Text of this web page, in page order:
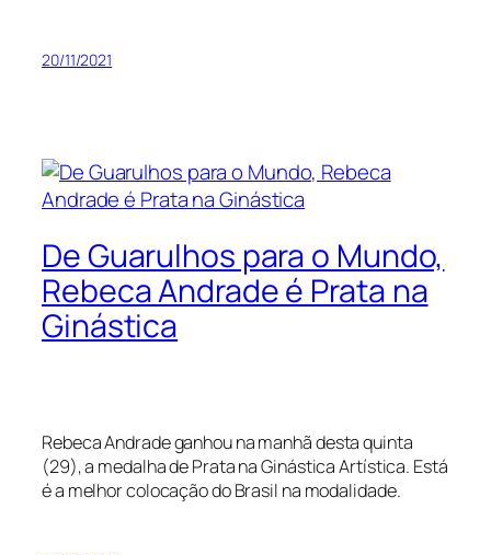
20/11/2021
De Guarulhos para o Mundo,
Rebeca Andrade é Prata na
Ginástica
Rebeca Andrade ganhou na manhã desta quinta
(29), a medalha de Prata na Ginástica Artística. Está
é a melhor colocação do Brasil na modalidade.